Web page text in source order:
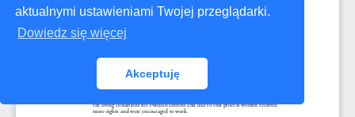
aktualnymi ustawieniami Twojej przeglądarki.
Dowiedz się więcej
Akceptuję